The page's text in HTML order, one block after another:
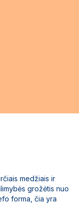
medžiais ir
grožėtis nuo
forma, čia yra